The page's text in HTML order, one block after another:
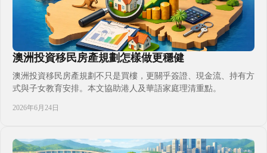
澳洲投資移民房產規劃怎樣做更穩健
澳洲投資移民房產規劃不只是買樓，更關乎簽證、現金流、持有方
式與子女教育安排。本文協助港人及華語家庭理清重點。
2026年6月24日